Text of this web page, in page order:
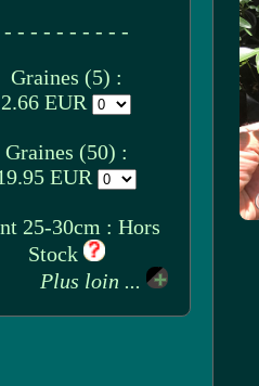
- - - - - - - - - -
Graines (5) :
2.66 EUR
Graines (50) :
EUR
25-30cm : Hors
Stock
Plus loin ...